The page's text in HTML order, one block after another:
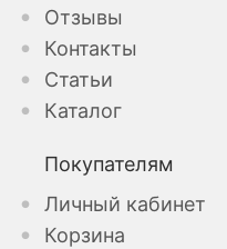
Отзывы
Контакты
Статьи
Каталог
Покупателям
Личный кабинет
Корзина